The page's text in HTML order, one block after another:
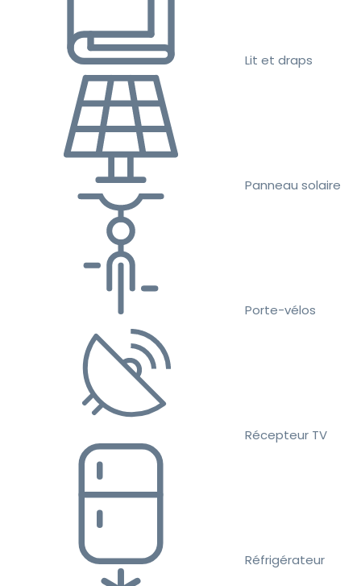
Lit et draps
Panneau solaire
Porte-vélos
Récepteur TV
Réfrigérateur